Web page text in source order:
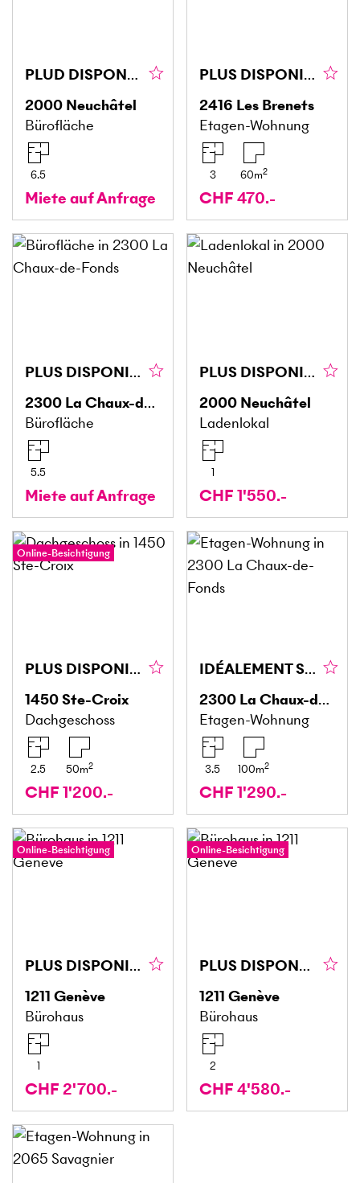
PLUD DISPONIBLE
2000 Neuchâtel
Bürofläche
6.5
Miete auf Anfrage
PLUS DISPONIBLE
2416 Les Brenets
Etagen-Wohnung
3 60m2
CHF 470.-
PLUS DISPONIBLE !!!
2300 La Chaux-de-Fonds
Bürofläche
5.5
Miete auf Anfrage
PLUS DISPONIBLE !!!
2000 Neuchâtel
Ladenlokal
1
CHF 1'550.-
Online-Besichtigung
PLUS DISPONIBLE
1450Ste-Croix
Dachgeschoss
2.5 50m2
CHF 1'200.-
IDÉALEMENT SITUÉ
2300 La Chaux-de-Fonds
Etagen-Wohnung
3.5 100m2
CHF 1'290.-
Online-Besichtigung
PLUS DISPONIBLE
1211 Genève
Bürohaus
1
CHF 2'700.-
Online-Besichtigung
PLUS DISPONBILE
1211 Genève
Bürohaus
2
CHF 4'580.-